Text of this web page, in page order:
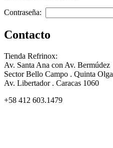
Contraseña:
Contacto
Tienda Refrinox:
Av. Santa Ana con Av. Bermúdez
Sector Bello Campo . Quinta Olga
Av. Libertador . Caracas 1060
+58 412 603.1479